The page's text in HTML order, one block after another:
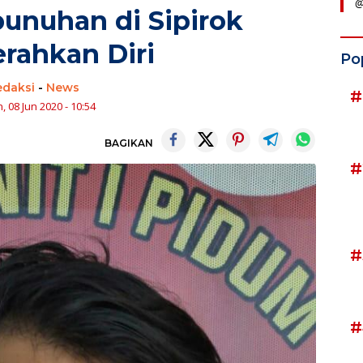
di Sipirok
Diri
- News
08 Jun 2020 - 10:54
BAGIKAN